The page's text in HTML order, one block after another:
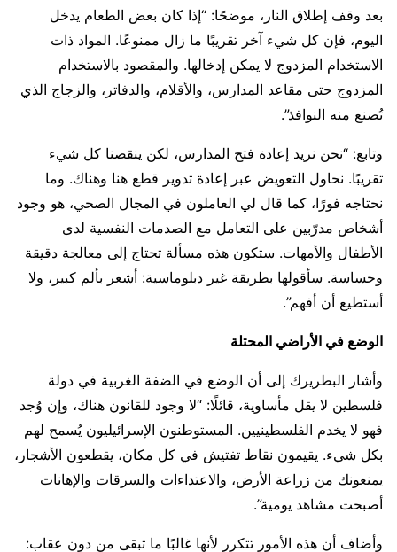
بعد وقف إطلاق النار، موضحًا: “إذا كان بعض الطعام يدخل
اليوم، فإن كل شيء آخر تقريبًا ما زال ممنوعًا. المواد ذات
الاستخدام المزدوج لا يمكن إدخالها. والمقصود بالاستخدام
المزدوج حتى مقاعد المدارس، والأقلام، والدفاتر، والزجاج الذي
تُصنع منه النوافذ”.
وتابع: “نحن نريد إعادة فتح المدارس، لكن ينقصنا كل شيء
تقريبًا. نحاول التعويض عبر إعادة تدوير قطع هنا وهناك. وما
نحتاجه فورًا، كما قال لي العاملون في المجال الصحي، هو وجود
أشخاص مدرّبين على التعامل مع الصدمات النفسية لدى
الأطفال والأمهات. ستكون هذه مسألة تحتاج إلى معالجة دقيقة
وحساسة. سأقولها بطريقة غير دبلوماسية: أشعر بألم كبير، ولا
أستطيع أن أفهم”.
الوضع في الأراضي المحتلة
وأشار البطريرك إلى أن الوضع في الضفة الغربية في دولة
فلسطين لا يقل مأساوية، قائلًا: “لا وجود للقانون هناك، وإن وُجد
فهو لا يخدم الفلسطينيين. المستوطنون الإسرائيليون يُسمح لهم
بكل شيء. يقيمون نقاط تفتيش في كل مكان، يقطعون الأشجار،
يمنعونك من زراعة الأرض، والاعتداءات والسرقات والإهانات
أصبحت مشاهد يومية”.
وأضاف أن هذه الأمور تتكرر لأنها غالبًا ما تبقى من دون عقاب: